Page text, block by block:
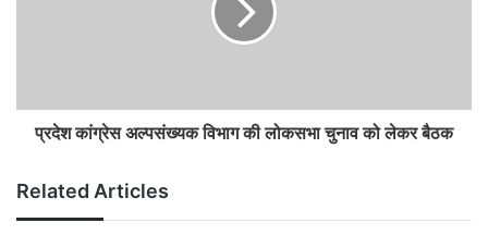
प्रदेश कांग्रेस अल्पसंख्यक विभाग की लोकसभा चुनाव को लेकर बैठक
Related Articles